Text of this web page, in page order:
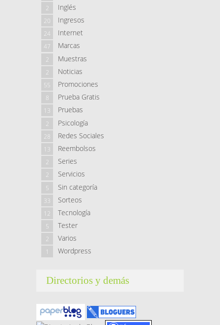
Inglés
2
Ingresos
20
Internet
24
Marcas
47
Muestras
2
Noticias
2
Promociones
55
Prueba Gratis
8
Pruebas
13
Psicología
2
Redes Sociales
28
Reembolsos
13
Series
2
Servicios
2
Sin categoría
5
Sorteos
33
Tecnología
12
Tester
5
Varios
2
Wordpress
1
Directorios y demás